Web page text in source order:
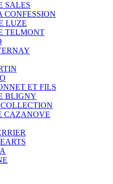
SALES
CONFESSION
LUZE
TELMONT
ET FILS
BLIGNY
CAZANOVE